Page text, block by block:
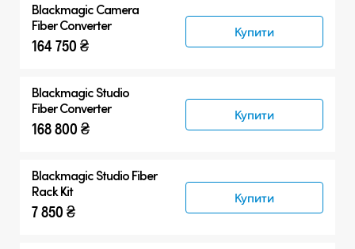
Blackmagic Camera
Fiber Converter
164 750 ₴
Купити
Blackmagic Studio
Fiber Converter
168 800 ₴
Купити
Blackmagic Studio Fiber
Rack Kit
7 850 ₴
Купити